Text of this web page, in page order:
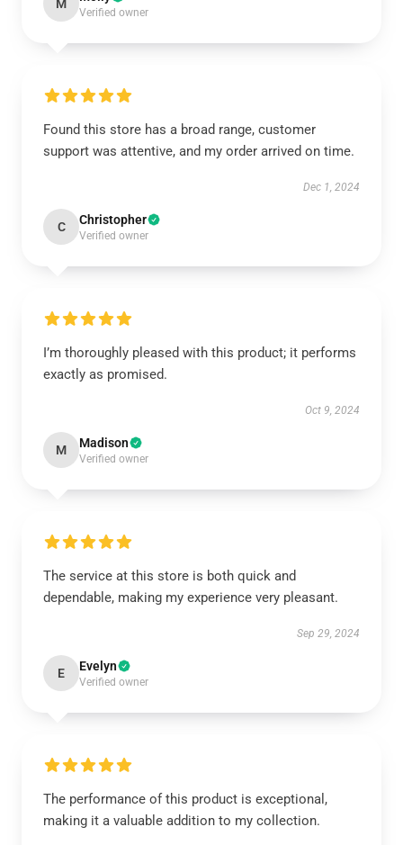
M
Verified owner
Found this store has a broad range, customer
support was attentive, and my order arrived on time.
Dec 1, 2024
C Christopher
Verified owner
I’m thoroughly pleased with this product; it performs
exactly as promised.
Oct 9, 2024
M Madison
Verified owner
The service at this store is both quick and
dependable, making my experience very pleasant.
Sep 29, 2024
E Evelyn
Verified owner
The performance of this product is exceptional,
making it a valuable addition to my collection.